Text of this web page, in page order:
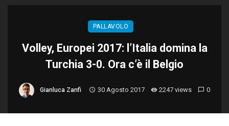
PALLAVOLO
Volley, Europei 2017: l’Italia domina la
Turchia 3-0. Ora c’è il Belgio
Gianluca Zanfi 30 Agosto 2017 2247 views 0